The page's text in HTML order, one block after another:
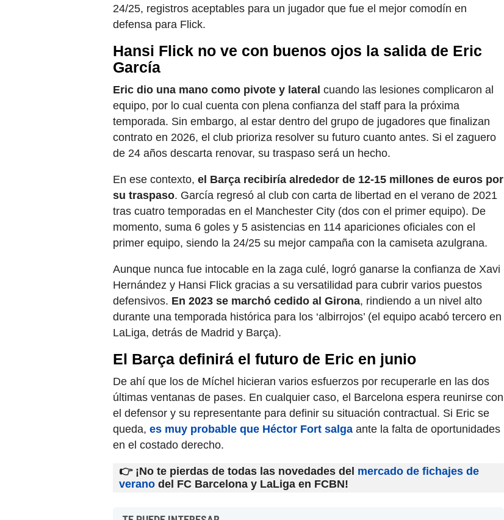
24/25, registros aceptables para un jugador que fue el mejor comodín en
defensa para Flick.
Hansi Flick no ve con buenos ojos la salida de Eric
García
Eric dio una mano como pivote y lateral cuando las lesiones complicaron al
equipo, por lo cual cuenta con plena confianza del staff para la próxima
temporada. Sin embargo, al estar dentro del grupo de jugadores que finalizan
contrato en 2026, el club prioriza resolver su futuro cuanto antes. Si el zaguero
de 24 años descarta renovar, su traspaso será un hecho.
En ese contexto, el Barça recibiría alrededor de 12-15 millones de euros por
su traspaso. García regresó al club con carta de libertad en el verano de 2021
tras cuatro temporadas en el Manchester City (dos con el primer equipo). De
momento, suma 6 goles y 5 asistencias en 114 apariciones oficiales con el
primer equipo, siendo la 24/25 su mejor campaña con la camiseta azulgrana.
Aunque nunca fue intocable en la zaga culé, logró ganarse la confianza de Xavi
Hernández y Hansi Flick gracias a su versatilidad para cubrir varios puestos
defensivos. En 2023 se marchó cedido al Girona, rindiendo a un nivel alto
durante una temporada histórica para los ‘albirrojos’ (el equipo acabó tercero en
LaLiga, detrás de Madrid y Barça).
El Barça definirá el futuro de Eric en junio
De ahí que los de Míchel hicieran varios esfuerzos por recuperarle en las dos
últimas ventanas de pases. En cualquier caso, el Barcelona espera reunirse con
el defensor y su representante para definir su situación contractual. Si Eric se
queda, es muy probable que Héctor Fort salga ante la falta de oportunidades
en el costado derecho.
👉 ¡No te pierdas de todas las novedades del mercado de fichajes de
verano del FC Barcelona y LaLiga en FCBN!